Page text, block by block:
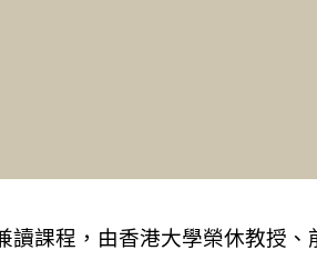
課程，由香港大學榮休教授